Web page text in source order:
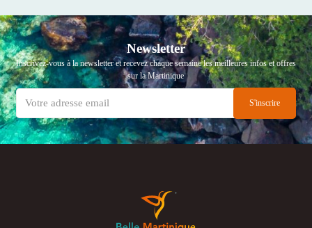
Newsletter
Inscrivez-vous à la newsletter et recevez chaque semaine les meilleures infos et offres
sur la Martinique